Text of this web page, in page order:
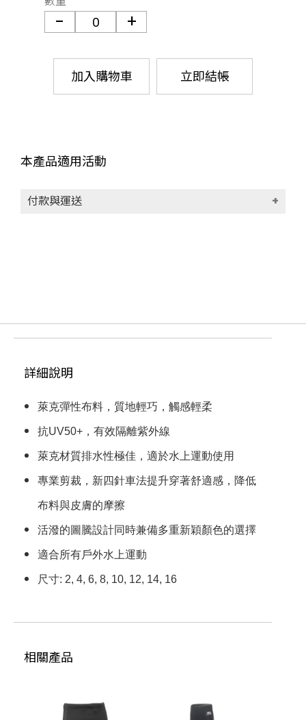
加入購物車 立即結帳
本產品適用活動
付款與運送
運送方式
貨，每筆運費NT$100
滿NT$1000(含以上)免運費
蘭嶼地區)取貨，每筆運費NT$100
滿NT$1000(含以上)免運費
筆運費NT$250
滿NT$9999999(含以上)免運費
您聯絡)取貨，每筆運費NT$2147483647
詳細說明
萊克彈性布料，質地輕巧，觸感輕柔
抗UV50+，有效隔離紫外線
萊克材質排水性極佳，適於水上運動使用
專業剪裁，新四針車法提升穿著舒適感，降低
布料與皮膚的摩擦
活潑的圖騰設計同時兼備多重新穎顏色的選擇
適合所有戶外水上運動
尺寸: 2, 4, 6, 8, 10, 12, 14, 16
相關產品